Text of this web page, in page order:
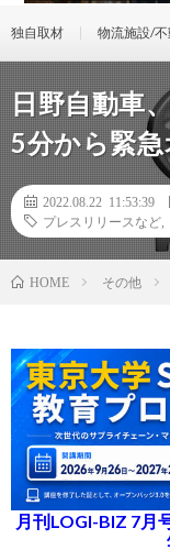
独自取材 物流施設/
日野自動車
5分から緊
2022.08.22 11:53:39
プレスリリースなど
HOME その他
月刊LOGI-BIZ 7月